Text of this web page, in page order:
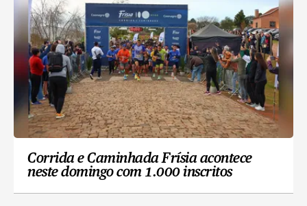
Corrida e Caminhada Frísia acontece
neste domingo com 1.000 inscritos